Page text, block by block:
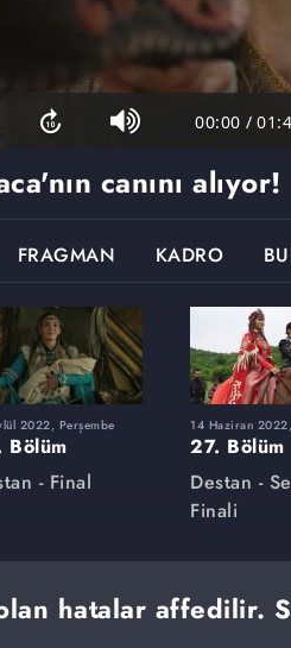
00:00 /
canını alıyor!
FRAGMAN KADRO
2022, Perşembe
Bölüm
- Final
14 Haziran 2022,
27. Bölüm
Destan -
Finali
hatalar affedilir.